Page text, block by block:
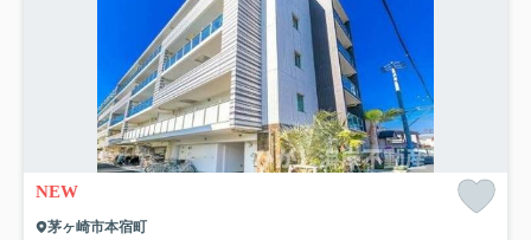
NEW
茅ヶ崎市本宿町